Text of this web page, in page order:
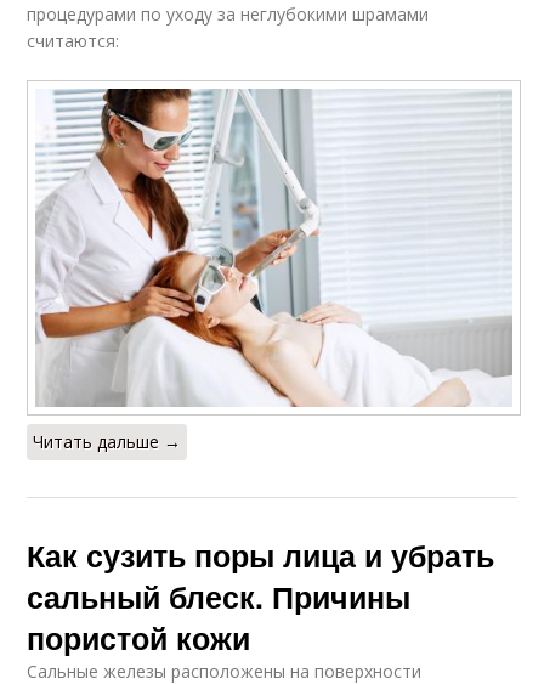
процедурами по уходу за неглубокими шрамами
считаются:
Читать дальше →
Как сузить поры лица и убрать
сальный блеск. Причины
пористой кожи
Сальные железы расположены на поверхности